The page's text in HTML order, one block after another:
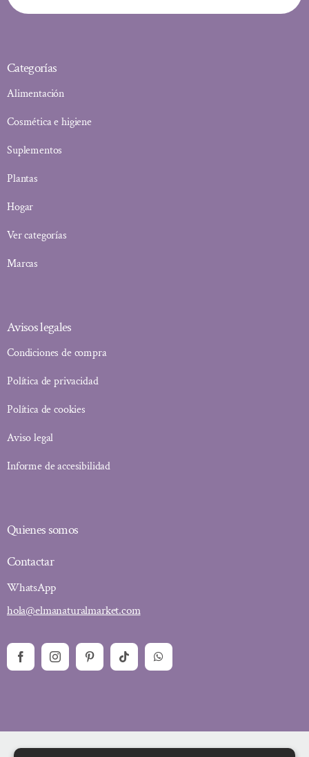
Categorías
Alimentación
Cosmética e higiene
Suplementos
Plantas
Hogar
Ver categorías
Marcas
Avisos legales
Condiciones de compra
Política de privacidad
Política de cookies
Aviso legal
Informe de accesibilidad
Quienes somos
Contactar
WhatsApp
hola@elmanaturalmarket.com